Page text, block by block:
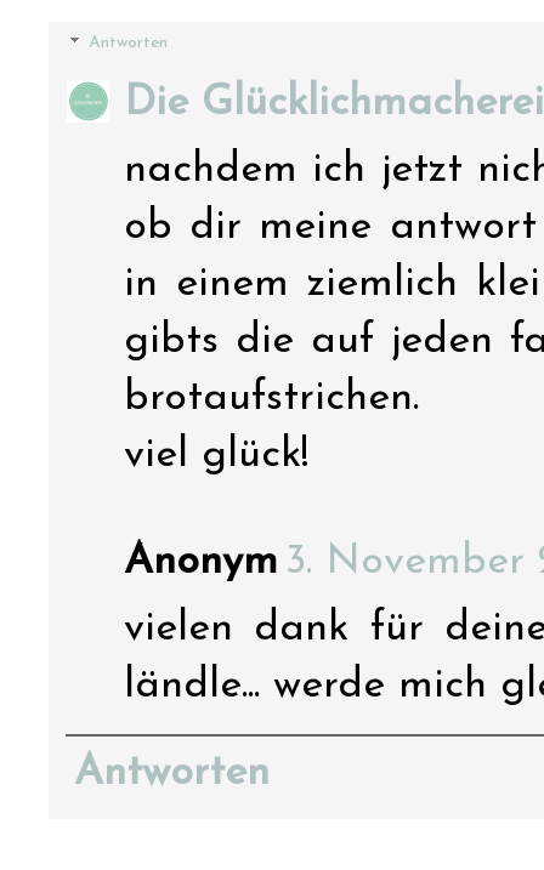
Antworten
Die Glücklichmacherei
nachdem ich jetzt
ob dir meine
in einem ziemlich
gibts die auf jeden
brotaufstrichen.
viel glück!
Anonym 3. November
vielen dank für
ländle... werde mich
Antworten